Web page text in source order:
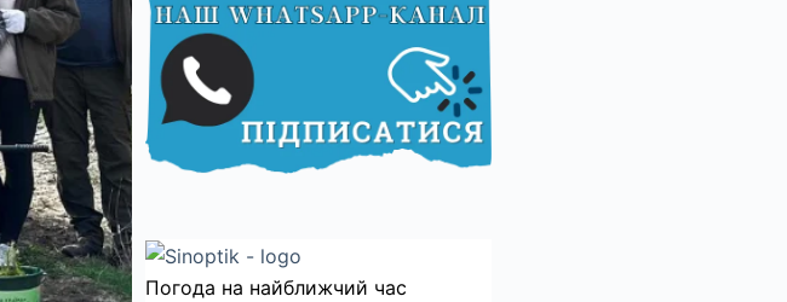
Погода на найближчий час